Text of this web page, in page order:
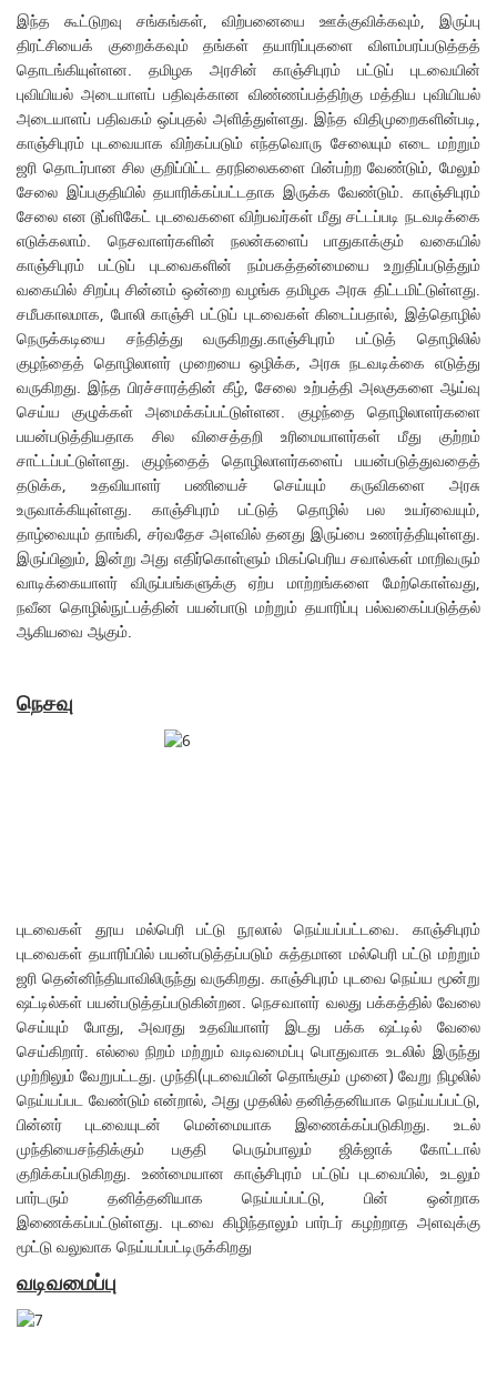
இந்த கூட்டுறவு சங்கங்கள், விற்பனையை ஊக்குவிக்கவும், இருப்பு
திரட்சியைக் குறைக்கவும் தங்கள் தயாரிப்புகளை விளம்பரப்படுத்தத்
தொடங்கியுள்ளன. தமிழக அரசின் காஞ்சிபுரம் பட்டுப் புடவையின்
புவியியல் அடையாளப் பதிவுக்கான விண்ணப்பத்திற்கு மத்திய புவியியல்
அடையாளப் பதிவகம் ஒப்புதல் அளித்துள்ளது. இந்த விதிமுறைகளின்படி,
காஞ்சிபுரம் புடவையாக விற்கப்படும் எந்தவொரு சேலையும் எடை மற்றும்
ஜரி தொடர்பான சில குறிப்பிட்ட தரநிலைகளை பின்பற்ற வேண்டும், மேலும்
சேலை இப்பகுதியில் தயாரிக்கப்பட்டதாக இருக்க வேண்டும். காஞ்சிபுரம்
சேலை என டூப்ளிகேட் புடவைகளை விற்பவர்கள் மீது சட்டப்படி நடவடிக்கை
எடுக்கலாம். நெசவாளர்களின் நலன்களைப் பாதுகாக்கும் வகையில்
காஞ்சிபுரம் பட்டுப் புடவைகளின் நம்பகத்தன்மையை உறுதிப்படுத்தும்
வகையில் சிறப்பு சின்னம் ஒன்றை வழங்க தமிழக அரசு திட்டமிட்டுள்ளது.
சமீபகாலமாக, போலி காஞ்சி பட்டுப் புடவைகள் கிடைப்பதால், இத்தொழில்
நெருக்கடியை சந்தித்து வருகிறது.காஞ்சிபுரம் பட்டுத் தொழிலில்
குழந்தைத் தொழிலாளர் முறையை ஒழிக்க, அரசு நடவடிக்கை எடுத்து
வருகிறது. இந்த பிரச்சாரத்தின் கீழ், சேலை உற்பத்தி அலகுகளை ஆய்வு
செய்ய குழுக்கள் அமைக்கப்பட்டுள்ளன. குழந்தை தொழிலாளர்களை
பயன்படுத்தியதாக சில விசைத்தறி உரிமையாளர்கள் மீது குற்றம்
சாட்டப்பட்டுள்ளது. குழந்தைத் தொழிலாளர்களைப் பயன்படுத்துவதைத்
தடுக்க, உதவியாளர் பணியைச் செய்யும் கருவிகளை அரசு
உருவாக்கியுள்ளது. காஞ்சிபுரம் பட்டுத் தொழில் பல உயர்வையும்,
தாழ்வையும் தாங்கி, சர்வதேச அளவில் தனது இருப்பை உணர்த்தியுள்ளது.
இருப்பினும், இன்று அது எதிர்கொள்ளும் மிகப்பெரிய சவால்கள் மாறிவரும்
வாடிக்கையாளர் விருப்பங்களுக்கு ஏற்ப மாற்றங்களை மேற்கொள்வது,
நவீன தொழில்நுட்பத்தின் பயன்பாடு மற்றும் தயாரிப்பு பல்வகைப்படுத்தல்
ஆகியவை ஆகும்.
நெசவு
புடவைகள் தூய மல்பெரி பட்டு நூலால் நெய்யப்பட்டவை. காஞ்சிபுரம்
புடவைகள் தயாரிப்பில் பயன்படுத்தப்படும் சுத்தமான மல்பெரி பட்டு மற்றும்
ஜரி தென்னிந்தியாவிலிருந்து வருகிறது. காஞ்சிபுரம் புடவை நெய்ய மூன்று
ஷட்டில்கள் பயன்படுத்தப்படுகின்றன. நெசவாளர் வலது பக்கத்தில் வேலை
செய்யும் போது, ​​அவரது உதவியாளர் இடது பக்க ஷட்டில் வேலை
செய்கிறார். எல்லை நிறம் மற்றும் வடிவமைப்பு பொதுவாக உடலில் இருந்து
முற்றிலும் வேறுபட்டது. முந்தி(புடவையின் தொங்கும் முனை) வேறு நிழலில்
நெய்யப்பட வேண்டும் என்றால், அது முதலில் தனித்தனியாக நெய்யப்பட்டு,
பின்னர் புடவையுடன் மென்மையாக இணைக்கப்படுகிறது. உடல்
முந்தியைசந்திக்கும் பகுதி பெரும்பாலும் ஜிக்ஜாக் கோட்டால்
குறிக்கப்படுகிறது. உண்மையான காஞ்சிபுரம் பட்டுப் புடவையில், உடலும்
பார்டரும் தனித்தனியாக நெய்யப்பட்டு, பின் ஒன்றாக
இணைக்கப்பட்டுள்ளது. புடவை கிழிந்தாலும் பார்டர் கழற்றாத அளவுக்கு
மூட்டு வலுவாக நெய்யப்பட்டிருக்கிறது
வடிவமைப்பு